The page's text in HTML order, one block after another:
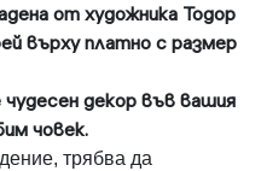
от художника Тодор
върху платно с размер
декор във вашия
човек.
трябва да